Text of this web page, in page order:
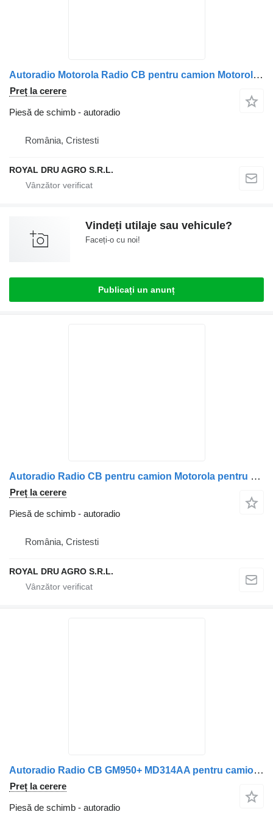
Autoradio Motorola Radio CB pentru camion Motorola GM950
Preț la cerere
Piesă de schimb - autoradio
România, Cristesti
ROYAL DRU AGRO S.R.L.
Vindeți utilaje sau vehicule?
Faceți-o cu noi!
Publicați un anunț
Autoradio Radio CB pentru camion Motorola pentru camioane Scania MD214BA
Preț la cerere
Piesă de schimb - autoradio
România, Cristesti
ROYAL DRU AGRO S.R.L.
Autoradio Radio CB GM950+ MD314AA pentru camion Motorola MD314AA GM950-11
Preț la cerere
Piesă de schimb - autoradio